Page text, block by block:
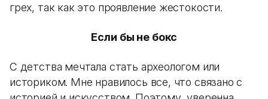
грех, так как это проявление жестокости.
Если бы не бокс
С детства мечтала стать археологом или
историком. Мне нравилось все, что связано с